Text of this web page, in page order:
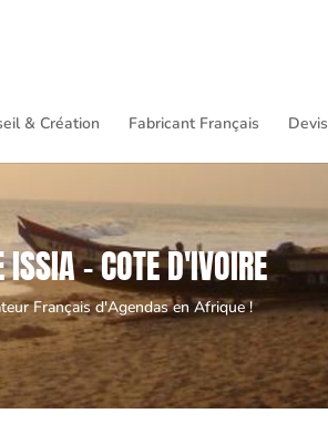
& Création Fabricant Français Devis
ISSIA - COTE D'IVOIRE
Français d'Agendas en Afrique !